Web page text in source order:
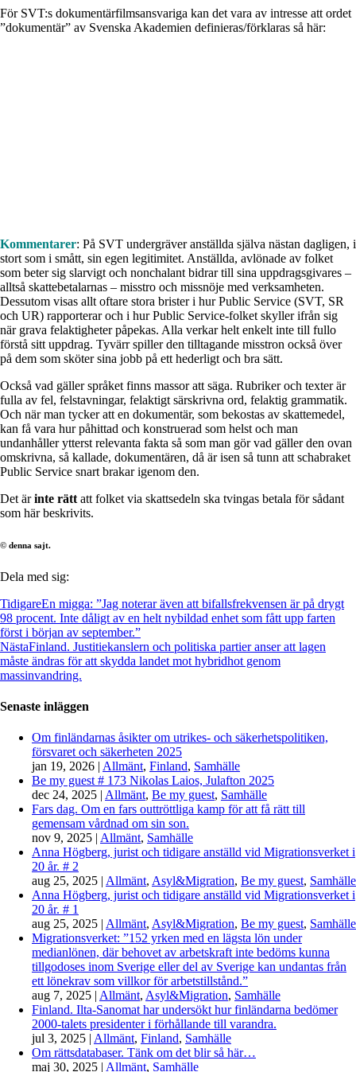
För SVT:s dokumentärfilmsansvariga kan det vara av intresse att ordet
”dokumentär” av Svenska Akademien definieras/förklaras så här:
Kommentarer: På SVT undergräver anställda själva nästan dagligen, i
stort som i smått, sin egen legitimitet. Anställda, avlönade av folket
som beter sig slarvigt och nonchalant bidrar till sina uppdragsgivares –
alltså skattebetalarnas – misstro och missnöje med verksamheten.
Dessutom visas allt oftare stora brister i hur Public Service (SVT, SR
och UR) rapporterar och i hur Public Service-folket skyller ifrån sig
när grava felaktigheter påpekas. Alla verkar helt enkelt inte till fullo
förstå sitt uppdrag. Tyvärr spiller den tilltagande misstron också över
på dem som sköter sina jobb på ett hederligt och bra sätt.
Också vad gäller språket finns massor att säga. Rubriker och texter är
fulla av fel, felstavningar, felaktigt särskrivna ord, felaktig grammatik.
Och när man tycker att en dokumentär, som bekostas av skattemedel,
kan få vara hur påhittad och konstruerad som helst och man
undanhåller ytterst relevanta fakta så som man gör vad gäller den ovan
omskrivna, så kallade, dokumentären, då är isen så tunn att schabraket
Public Service snart brakar igenom den.
Det ärinte rätt att folket via skattsedeln ska tvingas betala för sådant
som här beskrivits.
© denna sajt.
Dela med sig:
TidigareEn migga: ”Jag noterar även att bifallsfrekvensen är på drygt
98 procent. Inte dåligt av en helt nybildad enhet som fått upp farten
först i början av september.”
NästaFinland. Justitiekanslern och politiska partier anser att lagen
måste ändras för att skydda landet mot hybridhot genom
massinvandring.
Senaste inläggen
Om finländarnas åsikter om utrikes- och säkerhetspolitiken,
försvaret och säkerheten 2025
jan 19, 2026 | Allmänt, Finland, Samhälle
Be my guest # 173 Nikolas Laios, Julafton 2025
dec 24, 2025 | Allmänt, Be my guest, Samhälle
Fars dag. Om en fars outtröttliga kamp för att få rätt till
gemensam vårdnad om sin son.
nov 9, 2025 | Allmänt, Samhälle
Anna Högberg, jurist och tidigare anställd vid Migrationsverket i
20 år. # 2
aug 25, 2025 | Allmänt, Asyl&Migration, Be my guest, Samhälle
Anna Högberg, jurist och tidigare anställd vid Migrationsverket i
20 år. # 1
aug 25, 2025 | Allmänt, Asyl&Migration, Be my guest, Samhälle
Migrationsverket: ”152 yrken med en lägsta lön under
medianlönen, där behovet av arbetskraft inte bedöms kunna
tillgodoses inom Sverige eller del av Sverige kan undantas från
ett lönekrav som villkor för arbetstillstånd.”
aug 7, 2025 | Allmänt, Asyl&Migration, Samhälle
Finland. Ilta-Sanomat har undersökt hur finländarna bedömer
2000-talets presidenter i förhållande till varandra.
jul 3, 2025 | Allmänt, Finland, Samhälle
Om rättsdatabaser. Tänk om det blir så här…
maj 30, 2025 | Allmänt, Samhälle